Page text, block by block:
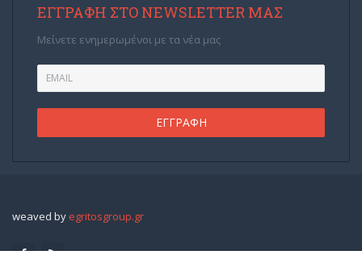
ΕΓΓΡΑΦΉ ΣΤΟ NEWSLETTER ΜΑΣ
Μείνετε ενημερωμένοι με τα νέα μας
weaved by egritosgroup.gr